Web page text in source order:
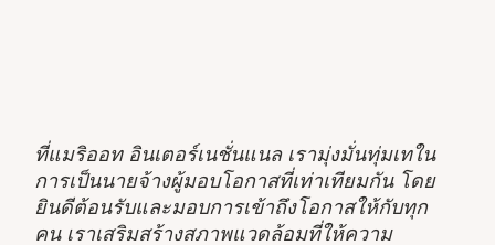
ที่แมริออท อินเตอร์เนชั่นแนล เรามุ่งมั่นทุ่มเทใน
การเป็นนายจ้างผู้มอบโอกาสที่เท่าเทียมกัน โดย
ยินดีต้อนรับและมอบการเข้าถึงโอกาสให้กับทุก
คน เราเสริมสร้างสภาพแวดล้อมที่ให้ความ